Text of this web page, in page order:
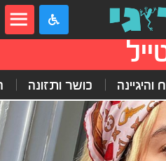
והיגיינה כושר ותזונה